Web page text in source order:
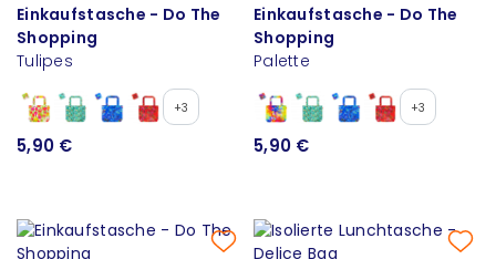
Einkaufstasche - Do The
Shopping
Tulipes
+3
5,90 €
Einkaufstasche - Do The
Shopping
Palette
+3
5,90 €